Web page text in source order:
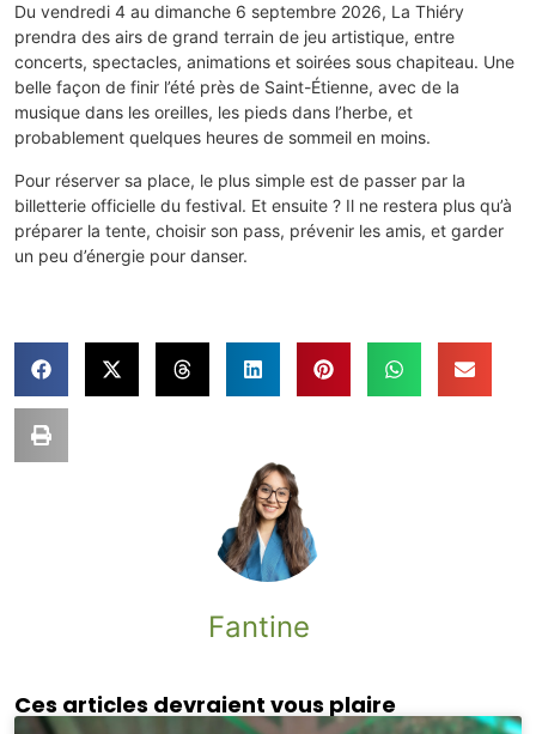
Du vendredi 4 au dimanche 6 septembre 2026, La Thiéry
prendra des airs de grand terrain de jeu artistique, entre
concerts, spectacles, animations et soirées sous chapiteau. Une
belle façon de finir l’été près de Saint-Étienne, avec de la
musique dans les oreilles, les pieds dans l’herbe, et
probablement quelques heures de sommeil en moins.
Pour réserver sa place, le plus simple est de passer par la
billetterie officielle du festival. Et ensuite ? Il ne restera plus qu’à
préparer la tente, choisir son pass, prévenir les amis, et garder
un peu d’énergie pour danser.
Fantine
Ces articles devraient vous plaire